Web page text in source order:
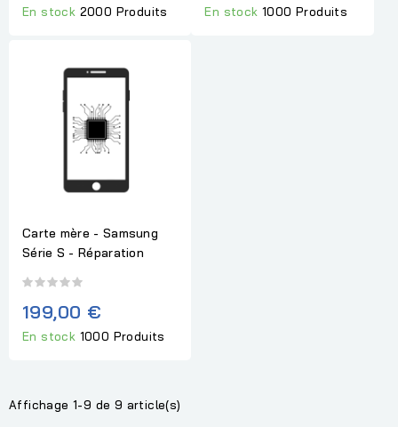
En stock 2000 Produits En stock1000 Produits
Carte mère - Samsung
Série S - Réparation
199,00 €
En stock 1000 Produits
Affichage 1-9 de 9 article(s)